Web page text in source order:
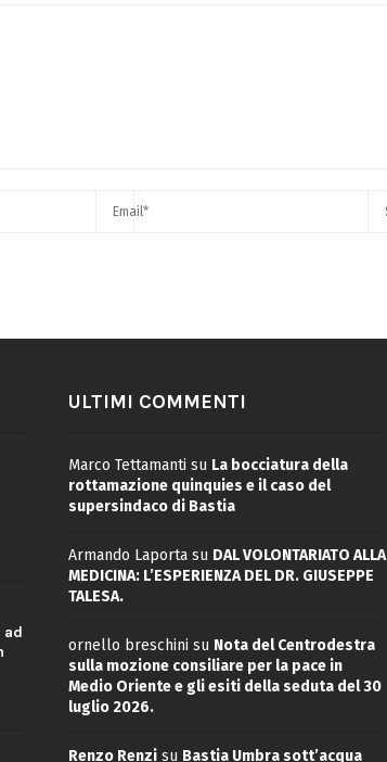
ad
ULTIMI COMMENTI
Marco Tettamanti su La bocciatura della
rottamazione quinquies e il caso del
supersindaco di Bastia
Armando Laportasu DAL VOLONTARIATO ALLA
MEDICINA: L’ESPERIENZA DEL DR. GIUSEPPE
TALESA.
ornello breschini su Nota del Centrodestra
sulla mozione consiliare per la pace in
Medio Oriente e gli esiti della seduta del 30
luglio 2026.
Renzo Renzisu Bastia Umbra sott’acqua